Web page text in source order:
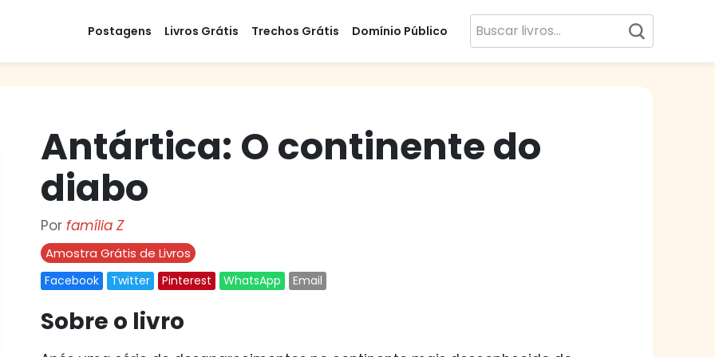
Postagens Livros Grátis Trechos Grátis Domínio Público
Antártica: O continente do
diabo
Por família Z
Amostra Grátis de Livros
Facebook Twitter Pinterest WhatsApp Email
Sobre o livro